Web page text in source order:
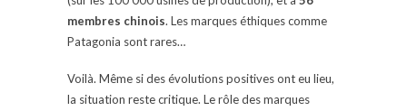
membres chinois. Les marques éthiques comme
Patagonia sont rares…
Voilà. Même si des évolutions positives ont eu lieu,
la situation reste critique. Le rôle des marques